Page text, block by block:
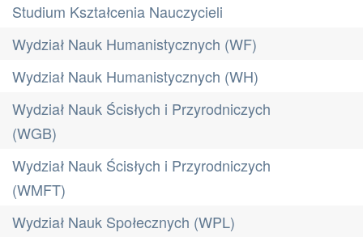
Studium Kształcenia Nauczycieli
Wydział Nauk Humanistycznych (WF)
Wydział Nauk Humanistycznych (WH)
Wydział Nauk Ścisłych i Przyrodniczych
(WGB)
Wydział Nauk Ścisłych i Przyrodniczych
(WMFT)
Wydział Nauk Społecznych (WPL)